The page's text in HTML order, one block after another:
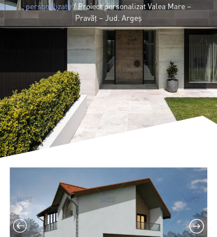
personalizate/ Proiect personalizat Valea Mare –
Pravăț – Jud. Argeș